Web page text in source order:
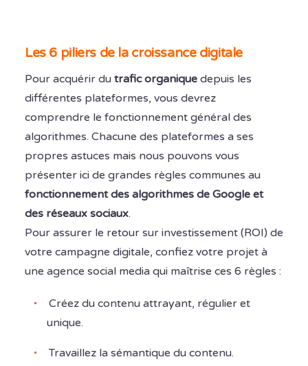
Les 6 piliers de la croissance digitale
Pour acquérir du trafic organique depuis les
différentes plateformes, vous devrez
comprendre le fonctionnement général des
algorithmes. Chacune des plateformes a ses
propres astuces mais nous pouvons vous
présenter ici de grandes règles communes au
fonctionnement des algorithmes de Google et
des réseaux sociaux.
Pour assurer le retour sur investissement (ROI) de
votre campagne digitale, confiez votre projet à
une agence social media qui maîtrise ces 6 règles :
Créez du contenu attrayant, régulier et
unique.
Travaillez la sémantique du contenu.